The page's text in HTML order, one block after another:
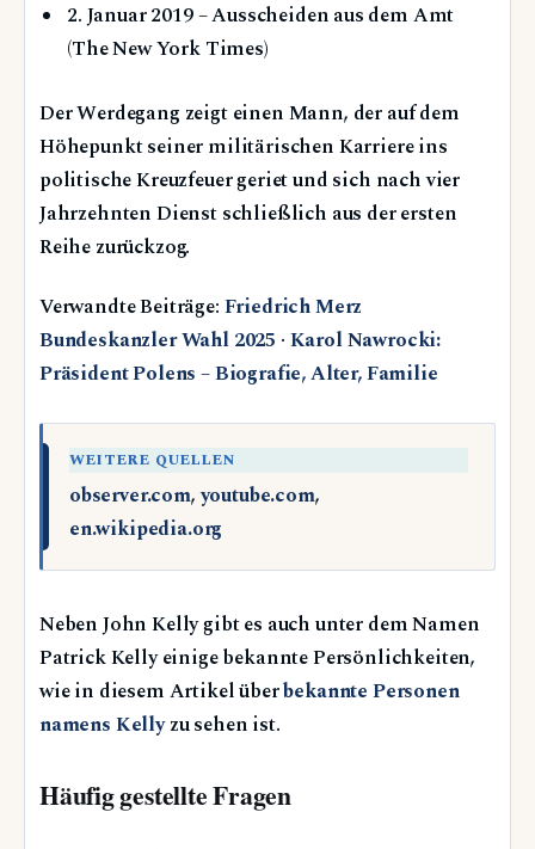
2. Januar 2019– Ausscheiden aus dem Amt
(The New York Times)
Der Werdegang zeigt einen Mann, der auf dem
Höhepunkt seiner militärischen Karriere ins
politische Kreuzfeuer geriet und sich nach vier
Jahrzehnten Dienst schließlich aus der ersten
Reihe zurückzog.
Verwandte Beiträge: Friedrich Merz
Bundeskanzler Wahl 2025 · Karol Nawrocki:
Präsident Polens – Biografie, Alter, Familie
WEITERE QUELLEN
observer.com,youtube.com,
en.wikipedia.org
Neben John Kelly gibt es auch unter dem Namen
Patrick Kelly einige bekannte Persönlichkeiten,
wie in diesem Artikel überbekannte Personen
namens Kellyzu sehen ist.
Häufig gestellte Fragen